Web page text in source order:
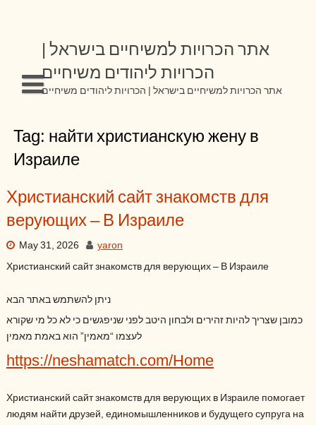
אתר הכרויות למשיחיים בישראל |
הכרויות ליהודים משיחיים
אתר הכרויות למשיחיים בישראל | הכרויות ליהודים משיחיים
Tag: найти христианскую жену в
Израиле
Христианский сайт знакомств для
верующих – В Израиле
May 31, 2026 yaron
Христианский сайт знакомств для верующих – В Израиле
ניתן להשתמש באתר הבא
כמובן שצריך להיות זהירים ולבחון היטב לפני שניפגשים כי לא כל מי שקורא
לעצמו “מאמין” הוא באמת מאמין
https://neshamatch.com/Home
Христианский сайт знакомств для верующих в Израиле помогает
людям найти друзей, единомышленников и будущего супруга на